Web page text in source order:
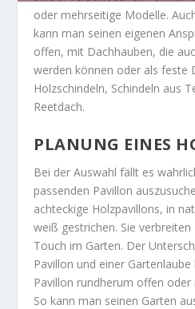
oder mehrseitige Modelle.
kann man seinen eigenen
offen, mit Dachhauben, die
werden können oder als feste
Holzschindeln, Schindeln aus
Reetdach.
PLANUNG EINES
Bei der Auswahl fällt es
passenden Pavillon
achteckige Holzpavillons, in
weiß gestrichen. Sie
Touch im Garten. Der
Pavillon und einer
Pavillon rundherum offen
So kann man seinen Garten